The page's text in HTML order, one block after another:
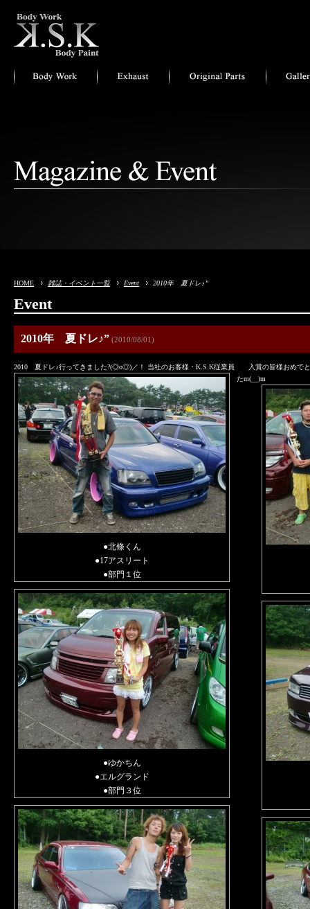
HOME 雑誌・イベント一覧 Event 2010年 夏ドレ♪”
Event
2010年 夏ドレ♪” (2010/08/01)
2010 夏ドレ♪行ってきました?(◎o◎)／！ 当社のお客様・K.S.K従業員 入賞の皆様おめで
たm(__)m
●北條くん
●17アスリート
●部門１位
●ゆかちん
●エルグランド
●部門３位